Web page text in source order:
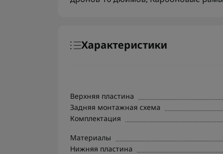
Характеристики
Верхняя пластина
Задняя монтажная схема
Комплектация
Материалы
Нижняя пластина